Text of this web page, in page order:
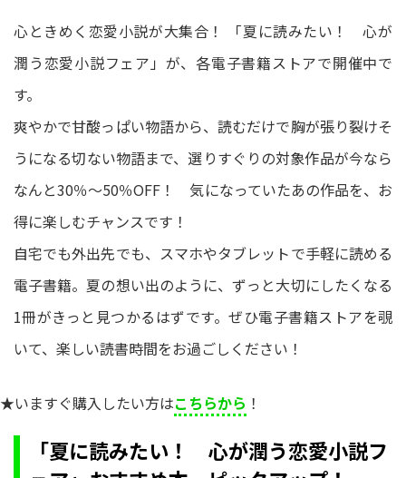
心ときめく恋愛小説が大集合！ 「夏に読みたい！ 心が
潤う恋愛小説フェア」が、各電子書籍ストアで開催中で
す。
爽やかで甘酸っぱい物語から、読むだけで胸が張り裂けそ
うになる切ない物語まで、選りすぐりの対象作品が今なら
なんと30％～50％OFF！ 気になっていたあの作品を、お
得に楽しむチャンスです！
自宅でも外出先でも、スマホやタブレットで手軽に読める
電子書籍。夏の想い出のように、ずっと大切にしたくなる
1冊がきっと見つかるはずです。ぜひ電子書籍ストアを覗
いて、楽しい読書時間をお過ごしください！
★いますぐ購入したい方はこちらから ！
「夏に読みたい！ 心が潤う恋愛小説フ